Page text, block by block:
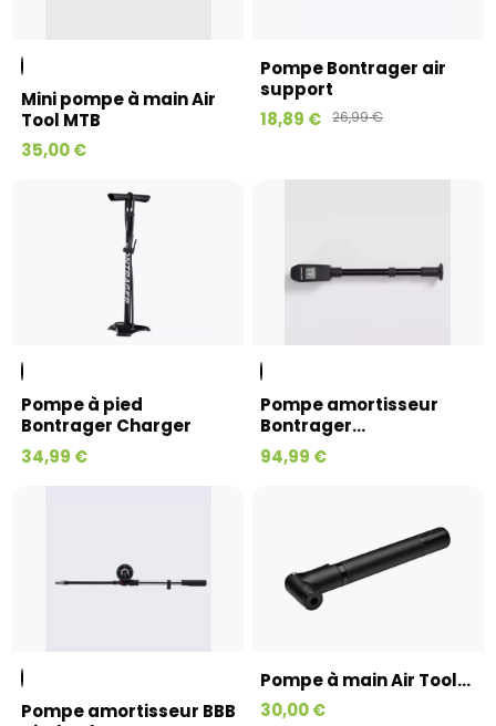
Mini pompe à main Air
Tool MTB
35,00 €
Pompe Bontrager air
support
18,89 €
26,99 €
Pompe à pied
Bontrager Charger
34,99 €
Pompe amortisseur
Bontrager...
94,99 €
Pompe amortisseur BBB
Pompe à main Air Tool...
30,00 €